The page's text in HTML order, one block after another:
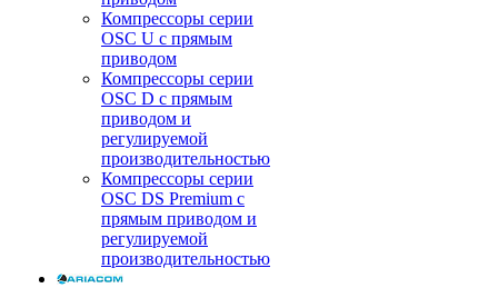
Компрессоры серии
OSC U с прямым
приводом
Компрессоры серии
OSC D с прямым
приводом и
регулируемой
производительностью
Компрессоры серии
OSC DS Premium с
прямым приводом и
регулируемой
производительностью